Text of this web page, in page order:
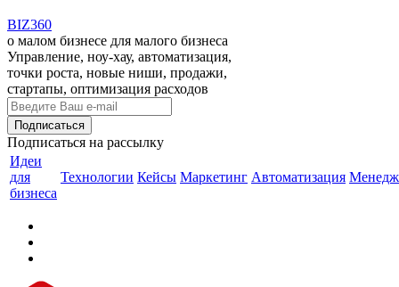
BIZ360
о малом бизнесе для малого бизнеса
Управление, ноу-хау, автоматизация,
точки роста, новые ниши, продажи,
стартапы, оптимизация расходов
Подписаться на рассылку
Идеи
для
бизнеса
Технологии Кейсы Маркетинг Автоматизация